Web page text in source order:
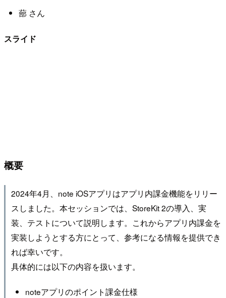
蔀 さん
スライド
概要
2024年4月、note iOSアプリはアプリ内課金機能をリリー
スしました。本セッションでは、StoreKit 2の導入、実
装、テストについて説明します。これからアプリ内課金を
実装しようとする方にとって、参考になる情報を提供でき
れば幸いです。
具体的には以下の内容を扱います。
noteアプリのポイント課金仕様